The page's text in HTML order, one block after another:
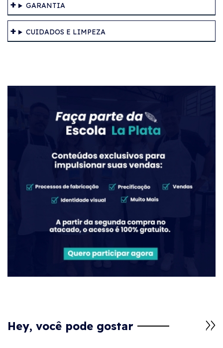
GARANTIA
CUIDADOS E LIMPEZA
Hey, você pode gostar